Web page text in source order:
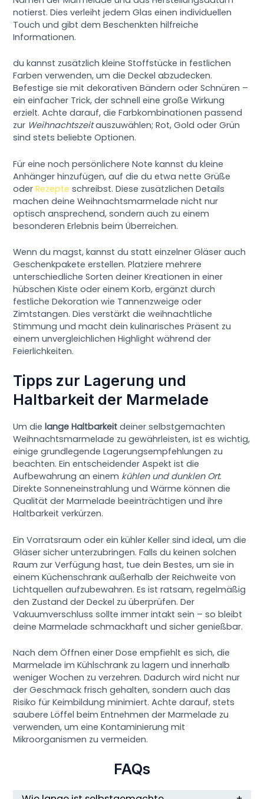
notierst. Dies verleiht jedem Glas einen individuellen
Touch und gibt dem Beschenkten hilfreiche
Informationen.
du kannst zusätzlich kleine Stoffstücke in festlichen
Farben verwenden, um die Deckel abzudecken.
Befestige sie mit dekorativen Bändern oder Schnüren –
ein einfacher Trick, der schnell eine große Wirkung
erzielt. Achte darauf, die Farbkombinationen passend
zur Weihnachtszeitauszuwählen; Rot, Gold oder Grün
sind stets beliebte Optionen.
Für eine noch persönlichere Note kannst du kleine
Anhänger hinzufügen, auf die du etwa nette Grüße
oderRezepte schreibst. Diese zusätzlichen Details
machen deine Weihnachtsmarmelade nicht nur
optisch ansprechend, sondern auch zu einem
besonderen Erlebnis beim Überreichen.
Wenn du magst, kannst du statt einzelner Gläser auch
Geschenkpakete erstellen. Platziere mehrere
unterschiedliche Sorten deiner Kreationen in einer
hübschen Kiste oder einem Korb, ergänzt durch
festliche Dekoration wie Tannenzweige oder
Zimtstangen. Dies verstärkt die weihnachtliche
Stimmung und macht dein kulinarisches Präsent zu
einem unvergleichlichen Highlight während der
Feierlichkeiten.
Tipps zur Lagerung und
Haltbarkeit der Marmelade
Um dielange Haltbarkeit deiner selbstgemachten
Weihnachtsmarmelade zu gewährleisten, ist es wichtig,
einige grundlegende Lagerungsempfehlungen zu
beachten. Ein entscheidender Aspekt ist die
Aufbewahrung an einem kühlen und dunklen Ort.
Direkte Sonneneinstrahlung und Wärme können die
Qualität der Marmelade beeinträchtigen und ihre
Haltbarkeit verkürzen.
Ein Vorratsraum oder ein kühler Keller sind ideal, um die
Gläser sicher unterzubringen. Falls du keinen solchen
Raum zur Verfügung hast, tue dein Bestes, um sie in
einem Küchenschrank außerhalb der Reichweite von
Lichtquellen aufzubewahren. Es ist ratsam, regelmäßig
den Zustand der Deckel zu überprüfen. Der
Vakuumverschluss sollte immer intakt sein – so bleibt
deine Marmelade schmackhaft und sicher genießbar.
Nach dem Öffnen einer Dose empfiehlt es sich, die
Marmelade im Kühlschrank zu lagern und innerhalb
weniger Wochen zu verzehren. Dadurch wird nicht nur
der Geschmack frisch gehalten, sondern auch das
Risiko für Keimbildung minimiert. Achte darauf, stets
saubere Löffel beim Entnehmen der Marmelade zu
verwenden, um eine Kontaminierung mit
Mikroorganismen zu vermeiden.
FAQs